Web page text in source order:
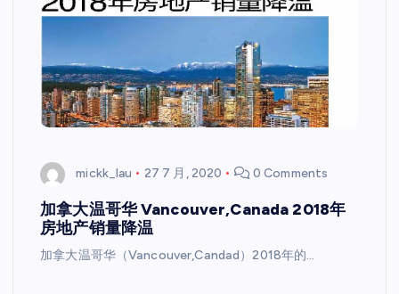
mickk_lau 27 7 月, 2020 0 Comments
加拿大温哥华 Vancouver,Canada 2018年
房地产销量降温
加拿大温哥华（Vancouver,Candad）2018年的…